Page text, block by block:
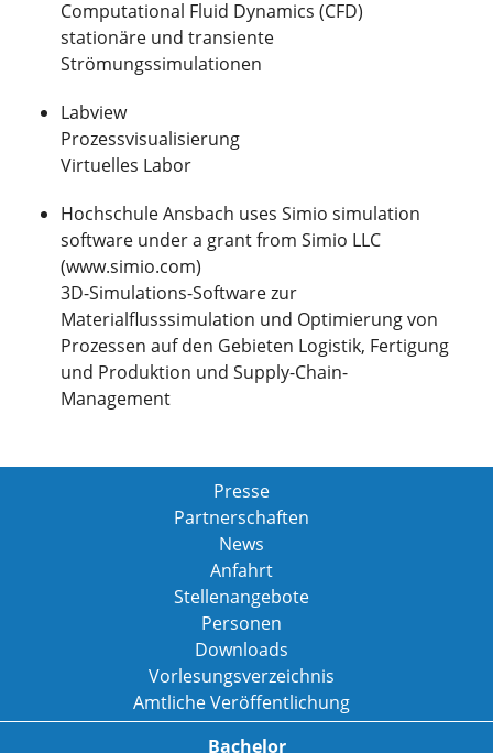
Computational Fluid Dynamics (CFD)
stationäre und transiente
Strömungssimulationen
Labview
Prozessvisualisierung
Virtuelles Labor
Hochschule Ansbach uses Simio simulation
software under a grant from Simio LLC
(www.simio.com)
3D-Simulations-Software zur
Materialflusssimulation und Optimierung von
Prozessen auf den Gebieten Logistik, Fertigung
und Produktion und Supply-Chain-
Management
Presse
Partnerschaften
News
Anfahrt
Stellenangebote
Personen
Downloads
Vorlesungsverzeichnis
Amtliche Veröffentlichung
Bachelor